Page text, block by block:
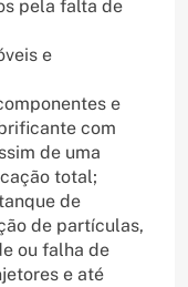
pela falta de
e
e
com
de uma
total;
de
de partículas,
ou falha de
e até